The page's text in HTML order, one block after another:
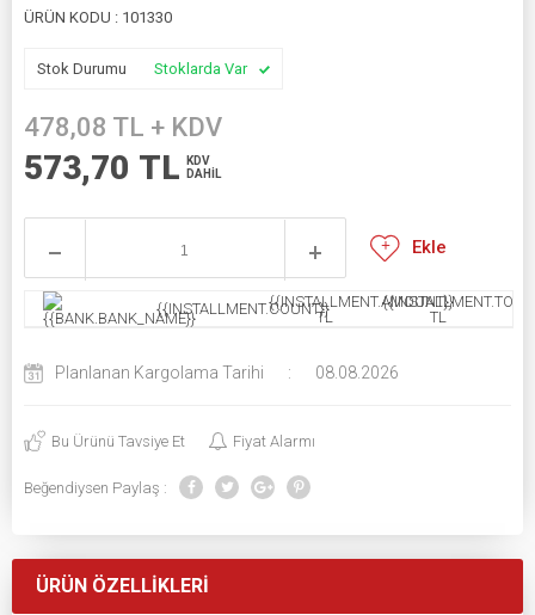
ÜRÜN KODU : 101330
Stok Durumu Stoklarda Var
478,08 TL + KDV
573,70 TL
KDV
DAHİL
Ekle
{{INSTALLMENT.COUNT}}{{INSTALLMENT.AMOUNT}}
TL
TL
Planlanan Kargolama Tarihi : 08.08.2026
Bu Ürünü Tavsiye Et Fiyat Alarmı
Beğendiysen Paylaş :
ÜRÜN ÖZELLIKLERI